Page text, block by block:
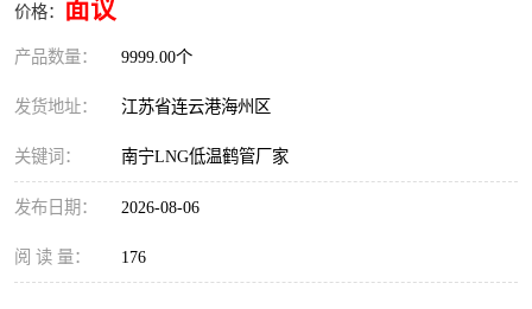
价格： 面议
产品数量： 9999.00个
发货地址： 江苏省连云港海州区
关键词： 南宁LNG低温鹤管厂家
发布日期： 2026-08-06
阅 读 量： 176